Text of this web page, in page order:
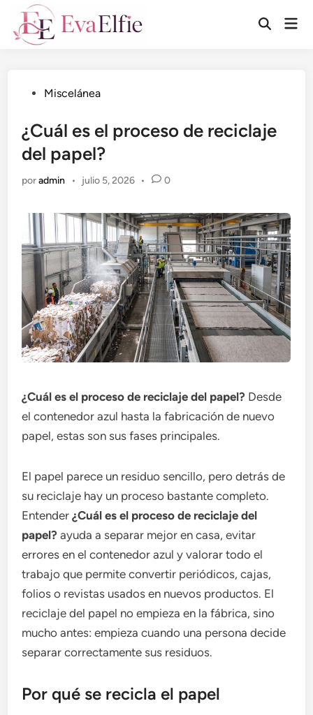
Saltar
contenido
Abrir
Publicado
Miscelánea
¿Cuál es el proceso de reciclaje
del papel?
poradmin • julio 5, 2026 • 0
¿Cuál es el proceso de reciclaje del papel? Desde
el contenedor azul hasta la fabricación de nuevo
papel, estas son sus fases principales.
El papel parece un residuo sencillo, pero detrás de
su reciclaje hay un proceso bastante completo.
Entender¿Cuál es el proceso de reciclaje del
papel? ayuda a separar mejor en casa, evitar
errores en el contenedor azul y valorar todo el
trabajo que permite convertir periódicos, cajas,
folios o revistas usados en nuevos productos. El
reciclaje del papel no empieza en la fábrica, sino
mucho antes: empieza cuando una persona decide
separar correctamente sus residuos.
Por qué se recicla el papel